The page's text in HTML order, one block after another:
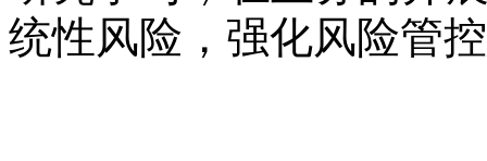
统性风险，强化风险管